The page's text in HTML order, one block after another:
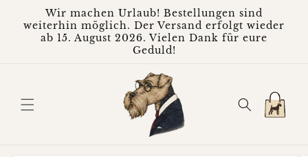
Inhalt
Wir machen Urlaub! Bestellungen sind
weiterhin möglich. Der Versand erfolgt wieder
ab 15. August 2026. Vielen Dank für eure
Geduld!
Warenkorb